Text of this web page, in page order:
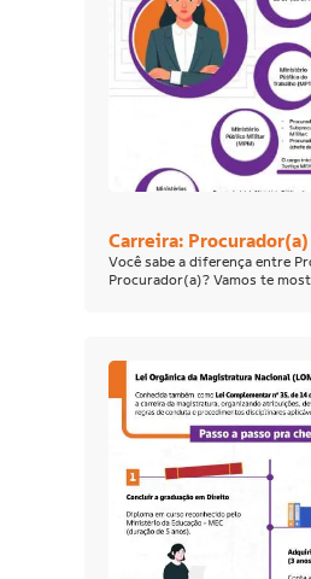
Carreira: Procurador(a)
Você sabe a diferença entre
Procurador(a)? Vamos te